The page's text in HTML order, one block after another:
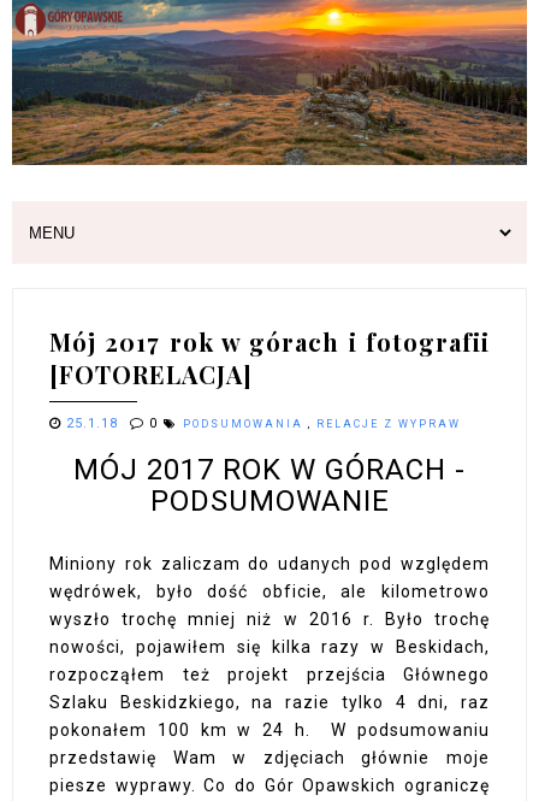
Mój 2017 rok w górach i fotografii
[FOTORELACJA]
25.1.18 0 PODSUMOWANIA RELACJE Z WYPRAW
MÓJ 2017 ROK W GÓRACH -
PODSUMOWANIE
Miniony rok zaliczam do udanych pod względem
wędrówek, było dość obficie, ale kilometrowo
wyszło trochę mniej niż w 2016 r. Było trochę
nowości, pojawiłem się kilka razy w Beskidach,
rozpocząłem też projekt przejścia Głównego
Szlaku Beskidzkiego, na razie tylko 4 dni, raz
pokonałem 100 km w 24 h. W podsumowaniu
przedstawię Wam w zdjęciach głównie moje
piesze wyprawy. Co do Gór Opawskich ograniczę